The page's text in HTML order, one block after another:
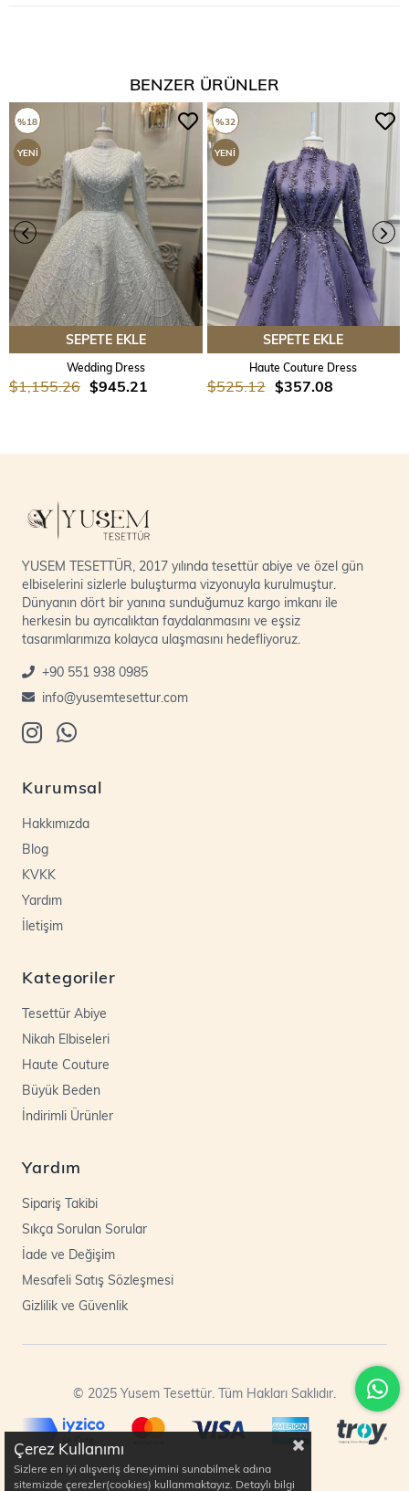
BENZER ÜRÜNLER
SEPETE EKLE
Wedding Dress
$945.21
$1,155.26
%18
YENI
ÜRÜN
SEPETE EKLE
Haute Couture Dress
$357.08
$525.12
%32
YENI
YUSEM TESETTÜR, 2017 yılında tesettür abiye ve özel gün
elbiselerini sizlerle buluşturma vizyonuyla kurulmuştur.
Dünyanın dört bir yanına sunduğumuz kargo imkanı ile
herkesin bu ayrıcalıktan faydalanmasını ve eşsiz
tasarımlarımıza kolayca ulaşmasını hedefliyoruz.
+90 551 938 0985
info@yusemtesettur.com
Kurumsal
Hakkımızda
Blog
KVKK
Yardım
İletişim
Kategoriler
Tesettür Abiye
Nikah Elbiseleri
Haute Couture
Büyük Beden
İndirimli Ürünler
Yardım
Sipariş Takibi
Sıkça Sorulan Sorular
İade ve Değişim
Mesafeli Satış Sözleşmesi
Gizlilik ve Güvenlik
© 2025 Yusem Tesettür. Tüm Hakları Saklıdır.
Çerez Kullanımı
Sizlere en iyi alışveriş deneyimini sunabilmek adına
sitemizde çerezler(cookies) kullanmaktayız. Detaylı bilgi